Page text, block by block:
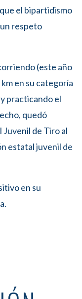
el bipartidismo
respeto
(este año
en su categoría
practicando el
quedó
de Tiro al
estatal juvenil de
en su